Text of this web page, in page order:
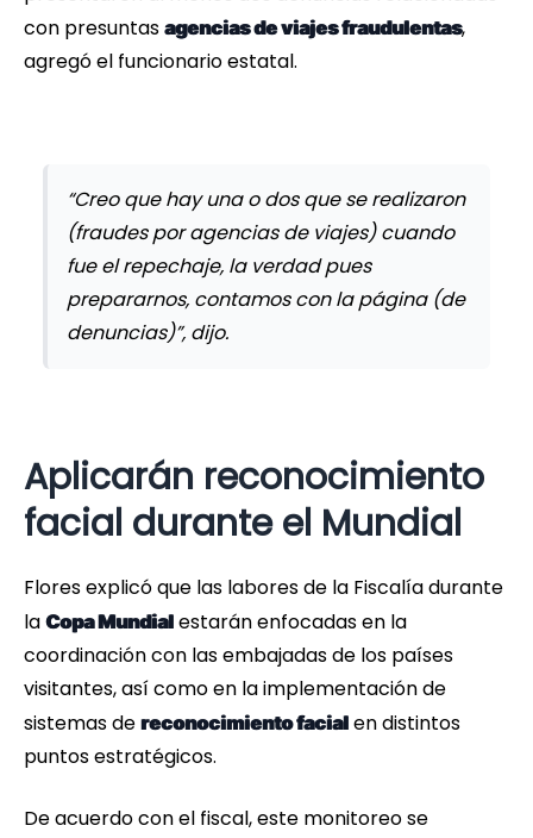
con presuntas agencias de viajes fraudulentas,
agregó el funcionario estatal.
“Creo que hay una o dos que se realizaron
(fraudes por agencias de viajes) cuando
fue el repechaje, la verdad pues
prepararnos, contamos con la página (de
denuncias)”, dijo.
Aplicarán reconocimiento
facial durante el Mundial
Flores explicó que las labores de la Fiscalía durante
la Copa Mundial estarán enfocadas en la
coordinación con las embajadas de los países
visitantes, así como en la implementación de
sistemas de reconocimiento facial en distintos
puntos estratégicos.
De acuerdo con el fiscal, este monitoreo se